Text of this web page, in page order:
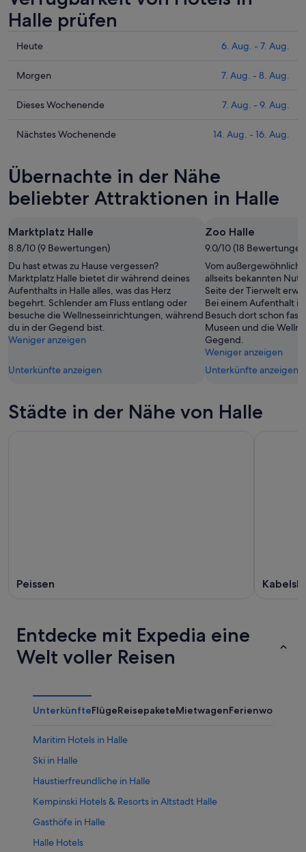
Halle prüfen
Prüfe
Preise
Halle
Nacht,
-
Aug.
Heute 6. Aug. - 7. Aug.
Prüfe
Preise
Halle
7.
Aug.
-
Aug.
Morgen 7. Aug. - 8. Aug.
Prüfe
Preise
Halle
dieses
Wochenende,
7.
-
9.
Aug.
Dieses Wochenende 7. Aug. - 9. Aug.
Prüfe
Preise
für
Halle
am
Wochenende,
14.
Aug.
-
16.
Aug.
Nächstes Wochenende 14. Aug. - 16. Aug.
Übernachte in der Nähe
beliebter Attraktionen in Halle
Marktplatz Halle
8.8/10 (9 Bewertungen)
Du hast etwas zu Hause vergessen?
Marktplatz Halle bietet dir während deines
Aufenthalts in Halle alles, was das Herz
begehrt. Schlender am Fluss entlang oder
besuche die Wellnesseinrichtungen, während
du in der Gegend bist.
Weniger anzeigen
Unterkünfte anzeigen
Zoo Halle
9.0/10 (18
Vom
allseits bekannten
Seite der Tierwelt
Bei einem Aufenthalt
Besuch dort schon
Museen und die
Gegend.
Weniger anzeigen
Unterkünfte anzeigen
Städte in der Nähe von Halle
Peissen
Entdecke mit Expedia eine
Welt voller Reisen
UnterkünfteFlügeReisepaketeMietwagen
Maritim Hotels in Halle
Ski in Halle
Haustierfreundliche in Halle
Kempinski Hotels & Resorts in Altstadt Halle
Gasthöfe in Halle
Halle Hotels